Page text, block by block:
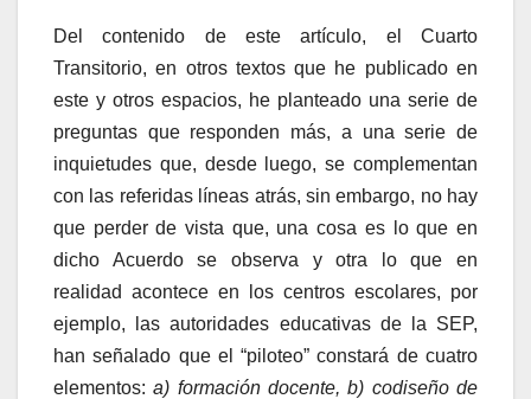
Del contenido de este artículo, el Cuarto
Transitorio, en otros textos que he publicado en
este y otros espacios, he planteado una serie de
preguntas que responden más, a una serie de
inquietudes que, desde luego, se complementan
con las referidas líneas atrás, sin embargo, no hay
que perder de vista que, una cosa es lo que en
dicho Acuerdo se observa y otra lo que en
realidad acontece en los centros escolares, por
ejemplo, las autoridades educativas de la SEP,
han señalado que el “piloteo” constará de cuatro
elementos:a) formación docente, b) codiseño de